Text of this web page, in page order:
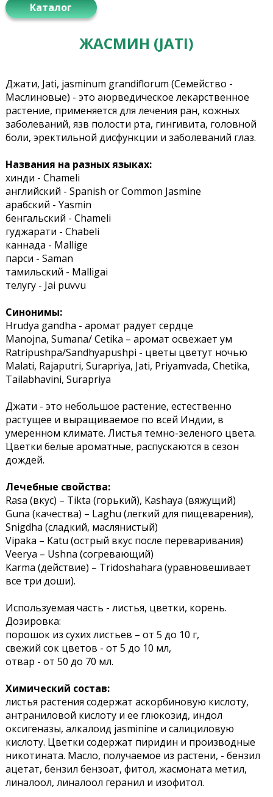
Каталог
ЖАСМИН (JATI)
Джати, Jati, jasminum grandiflorum (Семейство -
Маслиновые) - это аюрведическое лекарственное
растение, применяется для лечения ран, кожных
заболеваний, язв полости рта, гингивита, головной
боли, эректильной дисфункции и заболеваний глаз.
Названия на разных языках:
хинди - Chameli
английский - Spanish or Common Jasmine
арабский - Yasmin
бенгальский - Chameli
гуджарати - Chabeli
каннада - Mallige
парси - Saman
тамильский - Malligai
телугу - Jai puvvu
Синонимы:
Hrudya gandha - аромат радует сердце
Manojna, Sumana/ Cetika – аромат освежает ум
Ratripushpa/Sandhyapushpi - цветы цветут ночью
Malati, Rajaputri, Surapriya, Jati, Priyamvada, Chetika,
Tailabhavini, Surapriya
Джати - это небольшое растение, естественно
растущее и выращиваемое по всей Индии, в
умеренном климате. Листья темно-зеленого цвета.
Цветки белые ароматные, распускаются в сезон
дождей.
Лечебные свойства:
Rasa (вкус) – Tikta (горький), Kashaya (вяжущий)
Guna (качества) – Laghu (легкий для пищеварения),
Snigdha (сладкий, маслянистый)
Vipaka – Katu (острый вкус после переваривания)
Veerya – Ushna (согревающий)
Karma (действие) – Tridoshahara (уравновешивает
все три доши).
Используемая часть - листья, цветки, корень.
Дозировка:
порошок из сухих листьев – от 5 до 10 г,
свежий сок цветов - от 5 до 10 мл,
отвар - от 50 до 70 мл.
Химический состав:
листья растения содержат аскорбиновую кислоту,
антраниловой кислоту и ее глюкозид, индол
оксигеназы, алкалоид jasminine и салициловую
кислоту. Цветки содержат пиридин и производные
никотината. Масло, получаемое из растени, - бензил
ацетат, бензил бензоат, фитол, жасмоната метил,
линалоол, линалоол геранил и изофитол.